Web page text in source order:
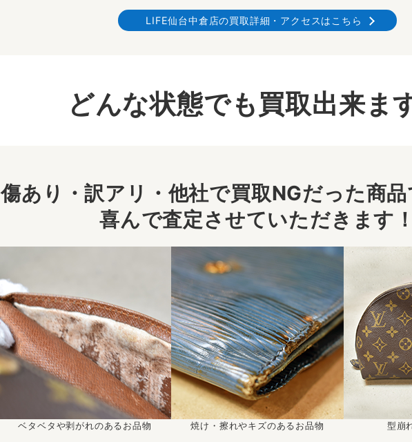
LIFE仙台中倉店の買取詳細・アクセスはこちら
どんな状態でも買取出来ま
傷あり・訳アリ・他社で買取NGだった商
喜んで査定させていただきます
ベタベタや剥がれのあるお品物 焼け・擦れやキズのあるお品物 型崩